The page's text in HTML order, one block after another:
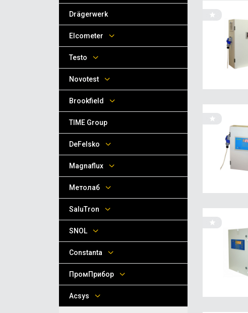
Drägerwerk
Elcometer
Testo
Novotest
Brookfield
TIME Group
DeFelsko
Magnaflux
Метолаб
SaluTron
SNOL
Сonstanta
ПромПрибор
Acsys